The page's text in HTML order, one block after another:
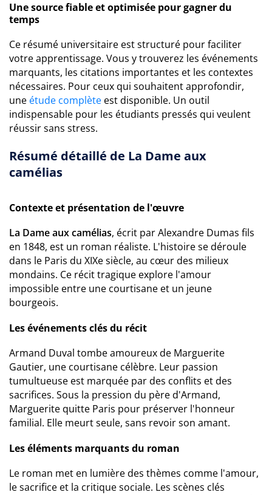
Une source fiable et optimisée pour gagner du
temps
Ce résumé universitaire est structuré pour faciliter
votre apprentissage. Vous y trouverez les événements
marquants, les citations importantes et les contextes
nécessaires. Pour ceux qui souhaitent approfondir,
une étude complète est disponible. Un outil
indispensable pour les étudiants pressés qui veulent
réussir sans stress.
Résumé détaillé de La Dame aux
camélias
Contexte et présentation de l'œuvre
La Dame aux camélias, écrit par Alexandre Dumas fils
en 1848, est un roman réaliste. L'histoire se déroule
dans le Paris du XIXe siècle, au cœur des milieux
mondains. Ce récit tragique explore l'amour
impossible entre une courtisane et un jeune
bourgeois.
Les événements clés du récit
Armand Duval tombe amoureux de Marguerite
Gautier, une courtisane célèbre. Leur passion
tumultueuse est marquée par des conflits et des
sacrifices. Sous la pression du père d'Armand,
Marguerite quitte Paris pour préserver l'honneur
familial. Elle meurt seule, sans revoir son amant.
Les éléments marquants du roman
Le roman met en lumière des thèmes comme l'amour,
le sacrifice et la critique sociale. Les scènes clés